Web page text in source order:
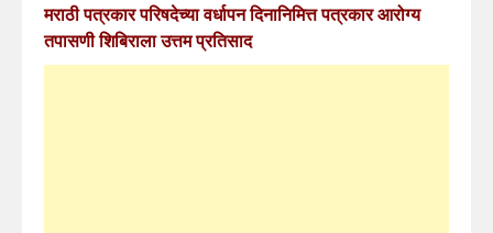
मराठी पत्रकार परिषदेच्या वर्धापन दिनानिमित्त पत्रकार आरोग्य
तपासणी शिबिराला उत्तम प्रतिसाद